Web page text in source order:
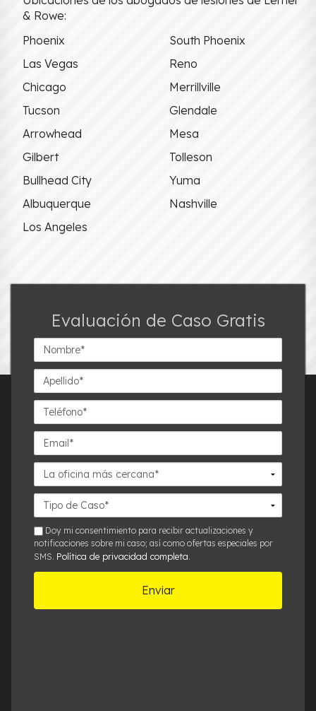
& Rowe:
Phoenix
South Phoenix
Las Vegas
Reno
Chicago
Merrillville
Tucson
Glendale
Arrowhead
Mesa
Gilbert
Tolleson
Bullhead City
Yuma
Albuquerque
Nashville
Los Angeles
Evaluación de Caso Gratis
Nombre*
Apellido*
Teléfono*
Email*
La
oficina
más
cercana*
Detalles
del
Caso*
smsDoy mi consentimiento para recibir actualizaciones y
notificaciones sobre mi caso; así como ofertas especiales por
SMS. Política de privacidad completa.